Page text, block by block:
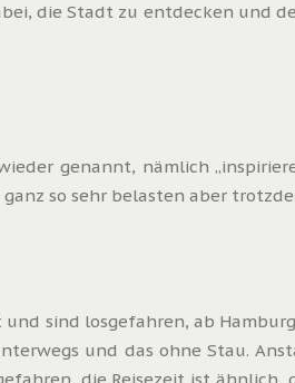
die Stadt zu entdecken und
genannt, nämlich
so sehr belasten aber
sind losgefahren, ab
und das ohne Stau.